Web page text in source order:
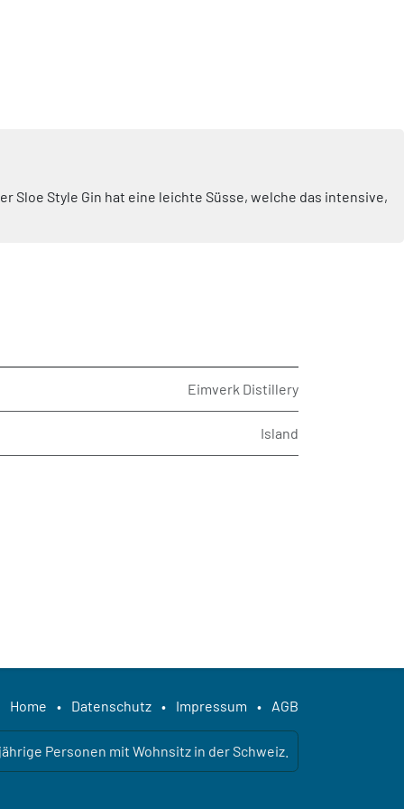
Sloe Style Gin hat eine leichte Süsse, welche das intensive,
Eimverk Distillery
Island
Home • Datenschutz • Impressum • AGB
Personen mit Wohnsitz in der Schweiz.